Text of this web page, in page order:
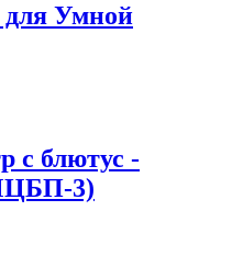
для Умной
с блютус -
3)